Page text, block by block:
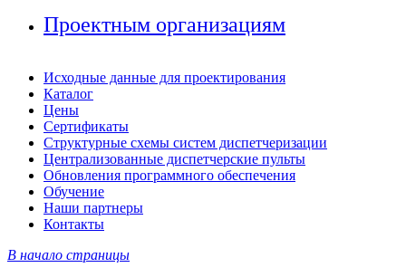
Проектным организациям
Исходные данные для проектирования
Каталог
Цены
Сертификаты
Структурные схемы систем диспетчеризации
Централизованные диспетчерские пульты
Обновления программного обеспечения
Обучение
Наши партнеры
Контакты
В начало страницы